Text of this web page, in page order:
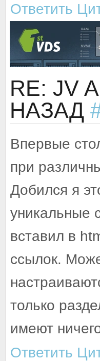
Ответить
RE: JV
НАЗАД
Впервые
при
Добился я
уникальные
вставил в
ссылок.
только
имеют
Ответить